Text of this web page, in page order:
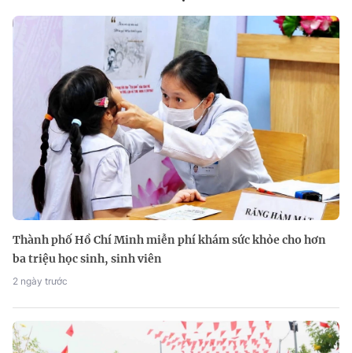
Thành phố Hồ Chí Minh miễn phí khám sức khỏe cho hơn
ba triệu học sinh, sinh viên
2 ngày trước